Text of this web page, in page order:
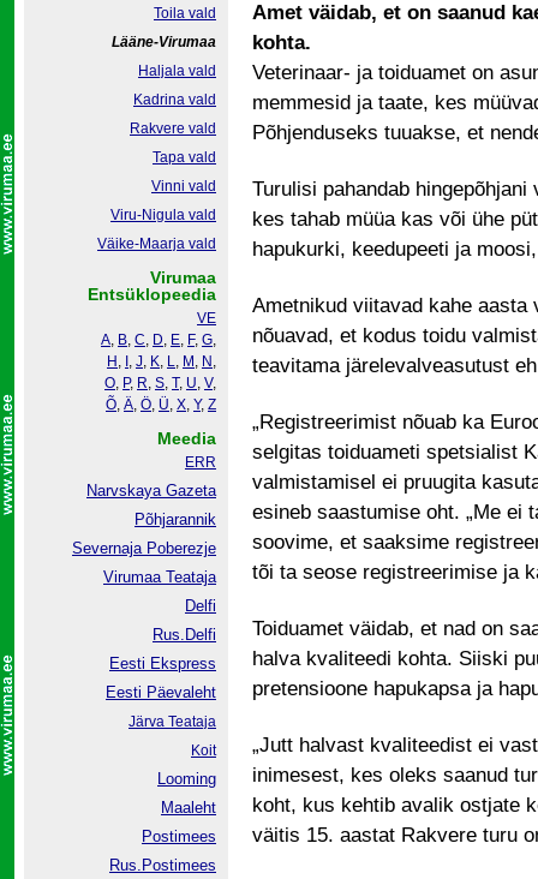
Amet väidab, et on saanud
kohta.
Veterinaar- ja toiduamet on
memmesid ja taate, kes
Põhjenduseks tuuakse, et
Turulisi pahandab
kes tahab müüa kas või ühe
hapukurki, keedupeeti ja
Ametnikud viitavad kahe aasta
nõuavad, et kodus toidu
teavitama järelevalveasutust
„Registreerimist nõuab ka
selgitas toiduameti spetsialist
valmistamisel ei pruugita
esineb saastumise oht. „Me ei
soovime, et saaksime
tõi ta seose registreerimise ja
Toiduamet väidab, et nad on
halva kvaliteedi kohta. Siiski
pretensioone hapukapsa ja
„Jutt halvast kvaliteedist ei
inimesest, kes oleks saanud
koht, kus kehtib avalik ostjate
väitis 15. aastat Rakvere turu
Toila vald
Lääne-Virumaa
Haljala vald
Kadrina vald
Rakvere vald
Tapa vald
Vinni vald
Viru-Nigula vald
Väike-Maarja vald
Virumaa
Entsüklopeedia
VE
A, B, C, D, E, F, G,
H , , J, K, L, M , N ,
O, P, R, S, T, U, V,
Õ, Ä, Ö, Ü, X, Y, Z
Meedia
ERR
Narvskaya Gazeta
Põhjarannik
Severnaja Poberezje
Virumaa Teataja
Delfi
Rus.Delfi
Eesti Ekspress
Eesti Päevaleht
Järva Teataja
Koit
Looming
Maaleht
Postimees
Rus.Postimees